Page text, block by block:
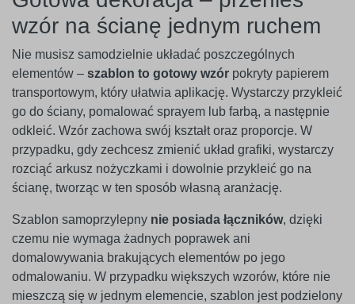
wzór na ścianę jednym ruchem
Nie musisz samodzielnie układać poszczególnych
elementów – szablon to gotowy wzór pokryty papierem
transportowym, który ułatwia aplikację. Wystarczy przykleić
go do ściany, pomalować sprayem lub farbą, a następnie
odkleić. Wzór zachowa swój kształt oraz proporcje. W
przypadku, gdy zechcesz zmienić układ grafiki, wystarczy
rozciąć arkusz nożyczkami i dowolnie przykleić go na
ścianę, tworząc w ten sposób własną aranżację.
Szablon samoprzylepny nie posiada łączników, dzięki
czemu nie wymaga żadnych poprawek ani
domalowywania brakujących elementów po jego
odmalowaniu. W przypadku większych wzorów, które nie
mieszczą się w jednym elemencie, szablon jest podzielony